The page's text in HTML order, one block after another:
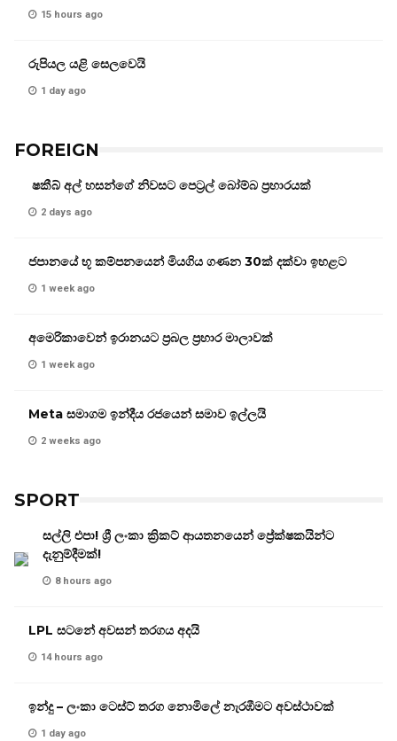
15 hours ago
රුපියල යළි සෙලවෙයි
1 day ago
FOREIGN
ෂකීබ් අල් හසන්ගේ නිවසට පෙට්‍රල් බෝම්බ ප්‍රහාරයක්
2 days ago
ජපානයේ භූ කම්පනයෙන් මියගිය ගණන 30ක් දක්වා ඉහළට
1 week ago
අමෙරිකාවෙන් ඉරානයට ප්‍රබල ප්‍රහාර මාලාවක්
1 week ago
Meta සමාගම ඉන්දීය රජයෙන් සමාව ඉල්ලයි
2 weeks ago
SPORT
සල්ලි එපා! ශ්‍රී ලංකා ක්‍රිකට් ආයතනයෙන් ප්‍රේක්ෂකයින්ට
දැනුම්දීමක්!
8 hours ago
LPL සටනේ අවසන් තරගය අදයි
14 hours ago
ඉන්දු – ලංකා ටෙස්ට් තරග නොමිලේ නැරඹීමට අවස්ථාවක්
1 day ago